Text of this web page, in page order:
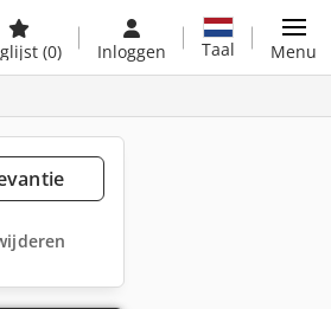
(0) Inloggen Taal Menu